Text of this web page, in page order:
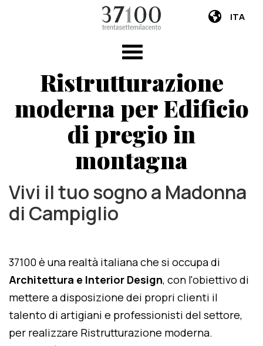
ITA
Ristrutturazione
moderna per Edificio
di pregio in
montagna
Vivi il tuo sogno a Madonna
di Campiglio
37100 è una realtà italiana che si occupa di
Architettura e Interior Design, con l'obiettivo di
mettere a disposizione dei propri clienti il
talento di artigiani e professionisti del settore,
per realizzare Ristrutturazione moderna.